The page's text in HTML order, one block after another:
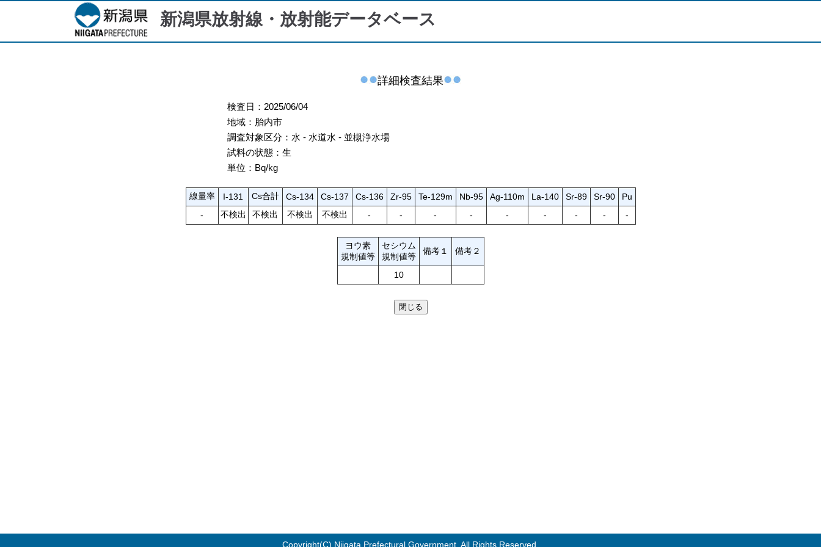
新潟県放射線・放射能データベース
詳細検査結果
検査日：2025/06/04
地域：胎内市
調査対象区分：水 - 水道水 - 並槻浄水場
試料の状態：生
単位：Bq/kg
線量率 I-131 Cs合計 Cs-134 Cs-137 Cs-136 Zr-95 Te-129m Nb-95 Ag-110m La-140 Sr-89 Sr-90
Pu
-
不検出 不検出 不検出 不検出 - - - - - - - - -
ヨウ素
規制値等
セシウム
規制値等
備考１ 備考２
10
Copyright(C) Niigata Prefectural Government. All Rights Reserved.